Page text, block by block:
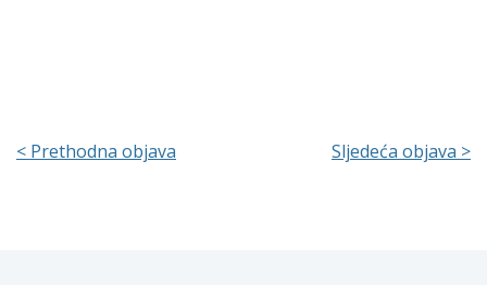
< Prethodna objava Sljedeća objava >